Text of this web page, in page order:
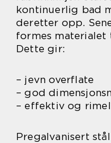
kontinuerlig bad
deretter opp.
formes
Dette gir:
– jevn overflate
– god
– effektiv og
Pregalvanisert